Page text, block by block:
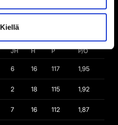
Kiellä
JH H P P/O
6 16 117 1,95
2 18 115 1,92
7 16 112 1,87